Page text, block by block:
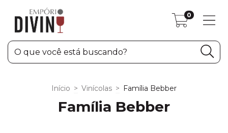
0
Início > Vinícolas > Família Bebber
Família Bebber